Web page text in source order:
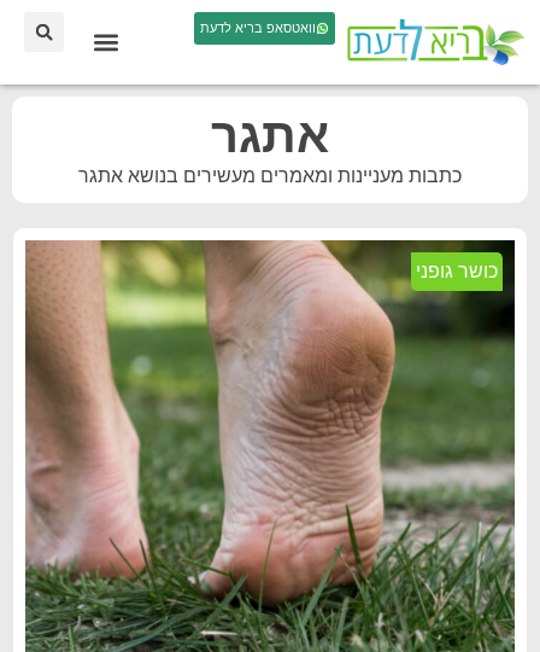
וואטסאפ בריא לדעת
אתגר
כתבות מעניינות ומאמרים מעשירים בנושא אתגר
כושר גופני